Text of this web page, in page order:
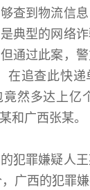
查到物流信
典型的网络
通过此案，
在追查此快递
竟然多达上亿
和广西张某。
犯罪嫌疑人
广西的犯罪